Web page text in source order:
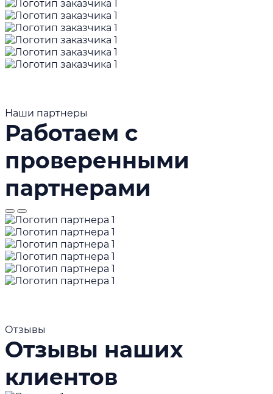
Наши партнеры
Работаем с
проверенными
партнерами
Отзывы
Отзывы наших
клиентов